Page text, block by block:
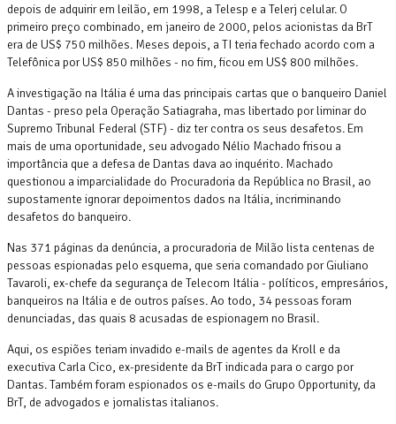
depois de adquirir em leilão, em 1998, a Telesp e a Telerj celular. O
primeiro preço combinado, em janeiro de 2000, pelos acionistas da BrT
era de US$ 750 milhões. Meses depois, a TI teria fechado acordo com a
Telefônica por US$ 850 milhões - no fim, ficou em US$ 800 milhões.
A investigação na Itália é uma das principais cartas que o banqueiro Daniel
Dantas - preso pela Operação Satiagraha, mas libertado por liminar do
Supremo Tribunal Federal (STF) - diz ter contra os seus desafetos. Em
mais de uma oportunidade, seu advogado Nélio Machado frisou a
importância que a defesa de Dantas dava ao inquérito. Machado
questionou a imparcialidade do Procuradoria da República no Brasil, ao
supostamente ignorar depoimentos dados na Itália, incriminando
desafetos do banqueiro.
Nas 371 páginas da denúncia, a procuradoria de Milão lista centenas de
pessoas espionadas pelo esquema, que seria comandado por Giuliano
Tavaroli, ex-chefe da segurança de Telecom Itália - políticos, empresários,
banqueiros na Itália e de outros países. Ao todo, 34 pessoas foram
denunciadas, das quais 8 acusadas de espionagem no Brasil.
Aqui, os espiões teriam invadido e-mails de agentes da Kroll e da
executiva Carla Cico, ex-presidente da BrT indicada para o cargo por
Dantas. Também foram espionados os e-mails do Grupo Opportunity, da
BrT, de advogados e jornalistas italianos.